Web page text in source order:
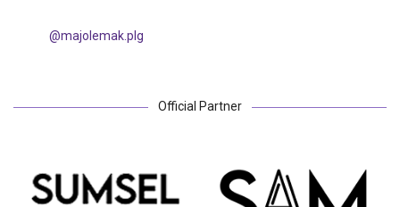
@majolemak.plg
Official Partner